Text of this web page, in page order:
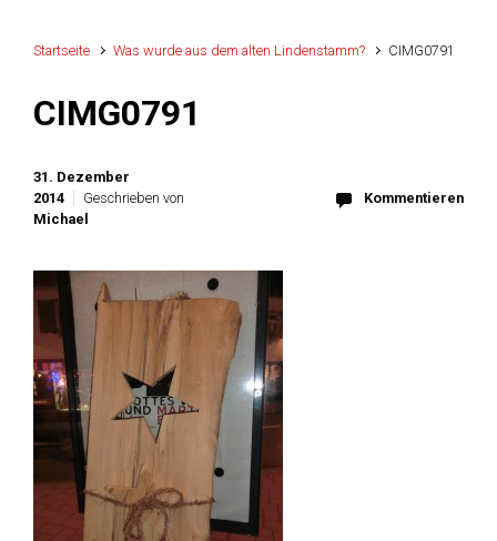
Startseite Was wurde aus dem alten Lindenstamm? CIMG0791
CIMG0791
31. Dezember
2014
Geschrieben von
Michael
Kommentieren